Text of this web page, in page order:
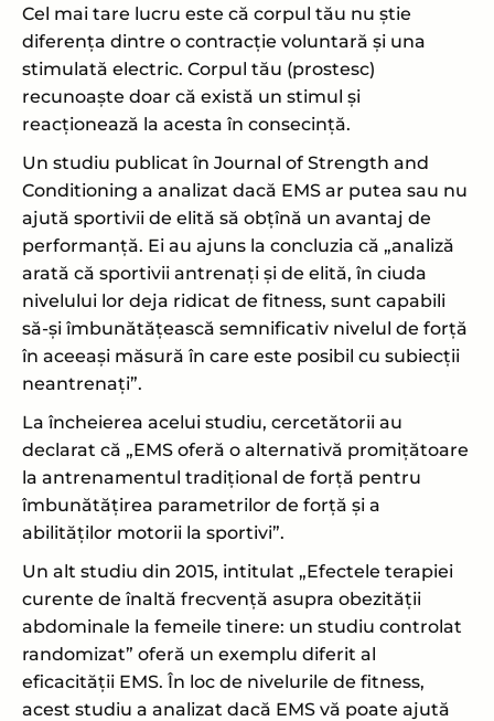
Cel mai tare lucru este că corpul tău nu știe
diferența dintre o contracție voluntară și una
stimulată electric. Corpul tău (prostesc)
recunoaște doar că există un stimul și
reacționează la acesta în consecință.
Un studiu publicat în Journal of Strength and
Conditioning a analizat dacă EMS ar putea sau nu
ajută sportivii de elită să obțînă un avantaj de
performanță. Ei au ajuns la concluzia că „analiză
arată că sportivii antrenați și de elită, în ciuda
nivelului lor deja ridicat de fitness, sunt capabili
să-și îmbunătățească semnificativ nivelul de forță
în aceeași măsură în care este posibil cu subiecții
neantrenați”.
La încheierea acelui studiu, cercetătorii au
declarat că „EMS oferă o alternativă promițătoare
la antrenamentul tradițional de forță pentru
îmbunătățirea parametrilor de forță și a
abilităților motorii la sportivi”.
Un alt studiu din 2015, intitulat „Efectele terapiei
curente de înaltă frecvență asupra obezității
abdominale la femeile tinere: un studiu controlat
randomizat” oferă un exemplu diferit al
eficacității EMS. În loc de nivelurile de fitness,
acest studiu a analizat dacă EMS vă poate ajută